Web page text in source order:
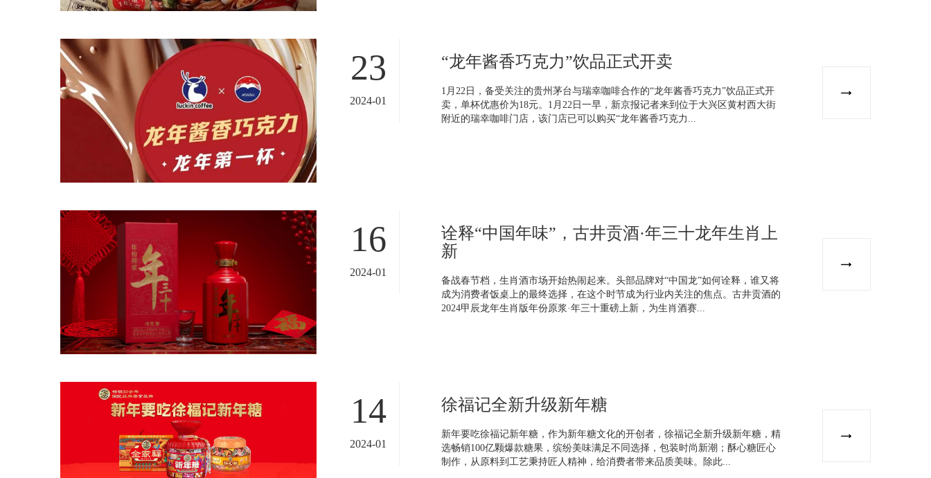
23
2024-01
“龙年酱香巧克力”饮品正式开卖
1月22日，备受关注的贵州茅台与瑞幸咖啡合作的“龙年酱香巧克力”饮品正式开
卖，单杯优惠价为18元。1月22日一早，新京报记者来到位于大兴区黄村西大街
附近的瑞幸咖啡门店，该门店已可以购买“龙年酱香巧克力...
16
2024-01
诠释“中国年味”，古井贡酒·年三十龙年生肖上
新
备战春节档，生肖酒市场开始热闹起来。头部品牌对“中国龙”如何诠释，谁又将
成为消费者饭桌上的最终选择，在这个时节成为行业内关注的焦点。古井贡酒的
2024甲辰龙年生肖版年份原浆·年三十重磅上新，为生肖酒赛...
14
2024-01
徐福记全新升级新年糖
新年要吃徐福记新年糖，作为新年糖文化的开创者，徐福记全新升级新年糖，精
选畅销100亿颗爆款糖果，缤纷美味满足不同选择，包装时尚新潮；酥心糖匠心
制作，从原料到工艺秉持匠人精神，给消费者带来品质美味。除此...